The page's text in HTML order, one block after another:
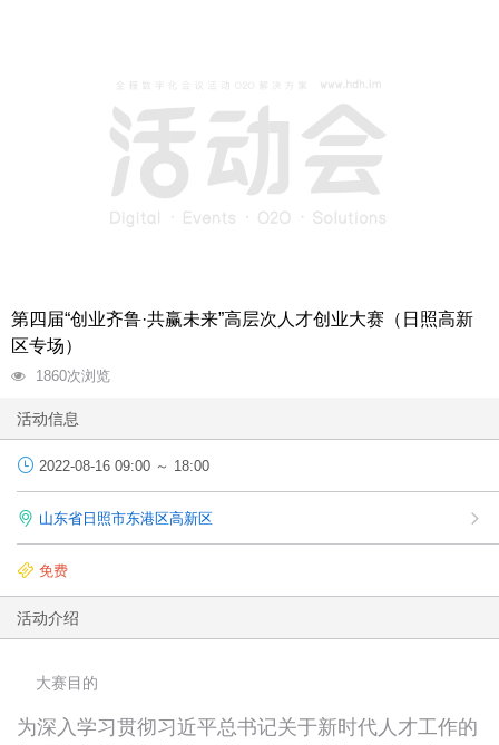
第四届“创业齐鲁·共赢未来”高层次人才创业大赛（日照高新
区专场）
1860次浏览
活动信息
2022-08-16 09:00 ～ 18:00
山东省日照市东港区高新区
免费
活动介绍
大赛目的
为深入学习贯彻习近平总书记关于新时代人才工作的